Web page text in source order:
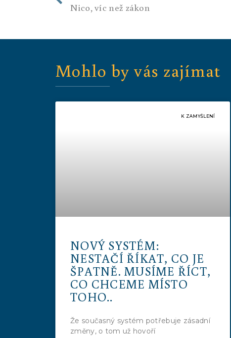
Nico, víc než zákon
Mohlo by vás zajímat
K ZAMYŠLENÍ
NOVÝ SYSTÉM:
NESTAČÍ ŘÍKAT, CO JE
ŠPATNĚ. MUSÍME ŘÍCT,
CO CHCEME MÍSTO
TOHO..
Že současný systém potřebuje zásadní
změny, o tom už hovoří